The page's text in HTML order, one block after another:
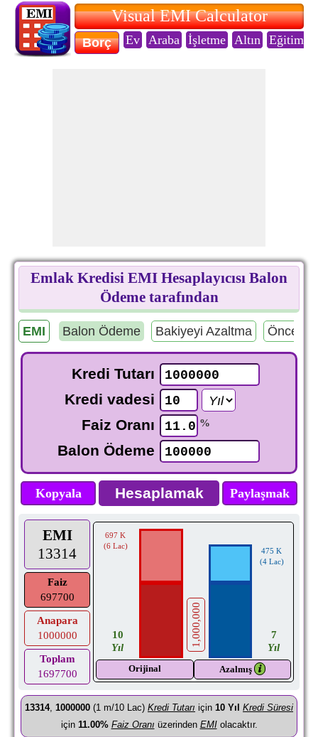
Visual EMI Calculator
Borç Ev Araba İşletme Altın Eğitim
Emlak Kredisi EMI Hesaplayıcısı Balon
Ödeme tarafından
EMI Balon Ödeme Bakiyeyi Azaltma Önce
Kredi Tutarı
Kredi vadesi
Faiz Oranı
%
Balon Ödeme
Kopyala Paylaşmak
EMI
13314
Faiz
697700
Anapara
1000000
Toplam
1697700
697 K
(6 Lac)
10
Yıl
1,000,000
475 K
(4 Lac)
7
Yıl
Orijinal Azalmış 𝒊
13314, 1000000 (1 m/10 Lac) Kredi Tutarı için 10 Yıl Kredi Süresi
için 11.00% Faiz Oranı üzerinden EMIolacaktır.